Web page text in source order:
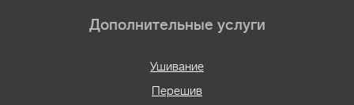
Дополнительные услуги
Ушивание
Перешив